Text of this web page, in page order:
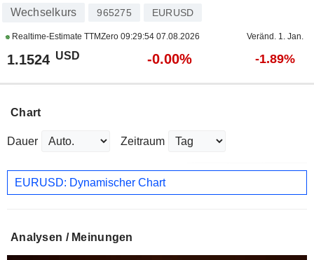
Wechselkurs 965275 EURUSD
Realtime-Estimate TTMZero 09:29:54 07.08.2026 Veränd. 1. Jan.
1.1524 USD -0.00% -1.89%
Chart
Dauer Zeitraum
EURUSD: Dynamischer Chart
Analysen / Meinungen